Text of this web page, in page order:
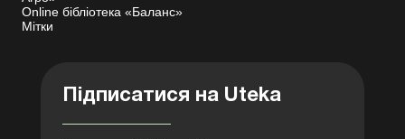
Online бібліотека «Баланс»
Мітки
Підписатися на Uteka